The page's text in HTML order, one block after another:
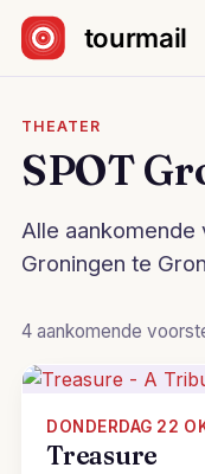
Sla navigatie over
THEATER
SPOT
Alle aankomende
Groningen te
4 aankomende
DONDERDAG 22
Treasure